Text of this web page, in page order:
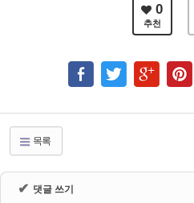
0
추천
목록
✔ 댓글 쓰기